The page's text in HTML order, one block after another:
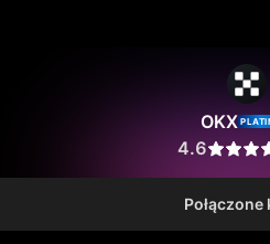
OKX
4.6
Połączone